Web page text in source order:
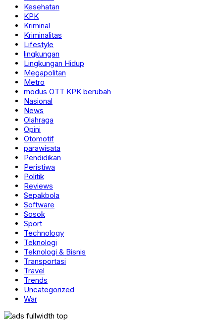
Kesehatan
KPK
Kriminal
Kriminalitas
Lifestyle
lingkungan
Lingkungan Hidup
Megapolitan
Metro
modus OTT KPK berubah
Nasional
News
Olahraga
Opini
Otomotif
parawisata
Pendidikan
Peristiwa
Politik
Reviews
Sepakbola
Software
Sosok
Sport
Technology
Teknologi
Teknologi & Bisnis
Transportasi
Travel
Trends
Uncategorized
War